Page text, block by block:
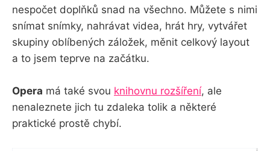
nespočet doplňků snad na všechno. Můžete s nimi
snímat snímky, nahrávat videa, hrát hry, vytvářet
skupiny oblíbených záložek, měnit celkový layout
a to jsem teprve na začátku.
Opera má také svou knihovnu rozšíření, ale
nenaleznete jich tu zdaleka tolik a některé
praktické prostě chybí.